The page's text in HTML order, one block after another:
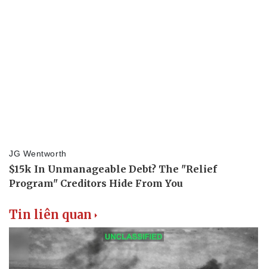
Tin liên quan